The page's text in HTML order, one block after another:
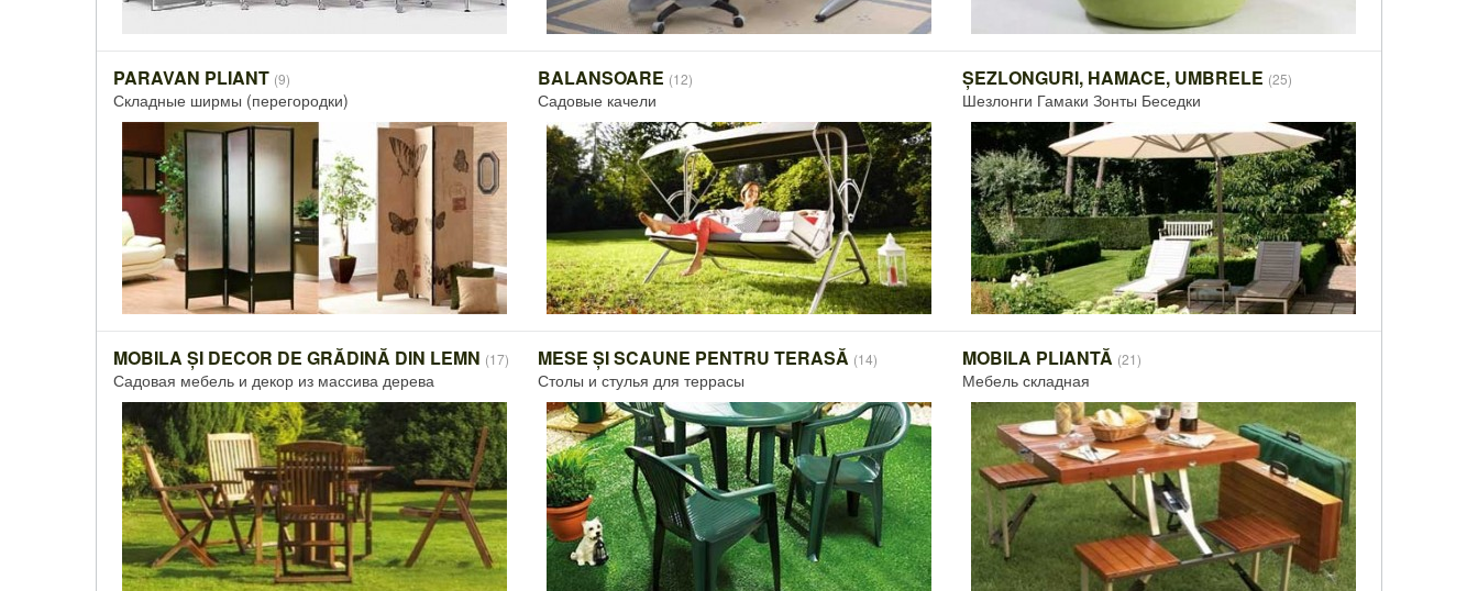
PARAVAN PLIANT (9)
Складные ширмы (перегородки)
BALANSOARE (12)
Садовые качели
ȘEZLONGURI, HAMACE, UMBRELE (25)
Шезлонги Гамаки Зонты Беседки
MOBILA ȘI DECOR DE GRĂDINĂ DIN LEMN (17)
Садовая мебель и декор из массива дерева
MESE ȘI SCAUNE PENTRU TERASĂ (14)
Столы и стулья для террасы
MOBILA PLIANTĂ (21)
Мебель складная